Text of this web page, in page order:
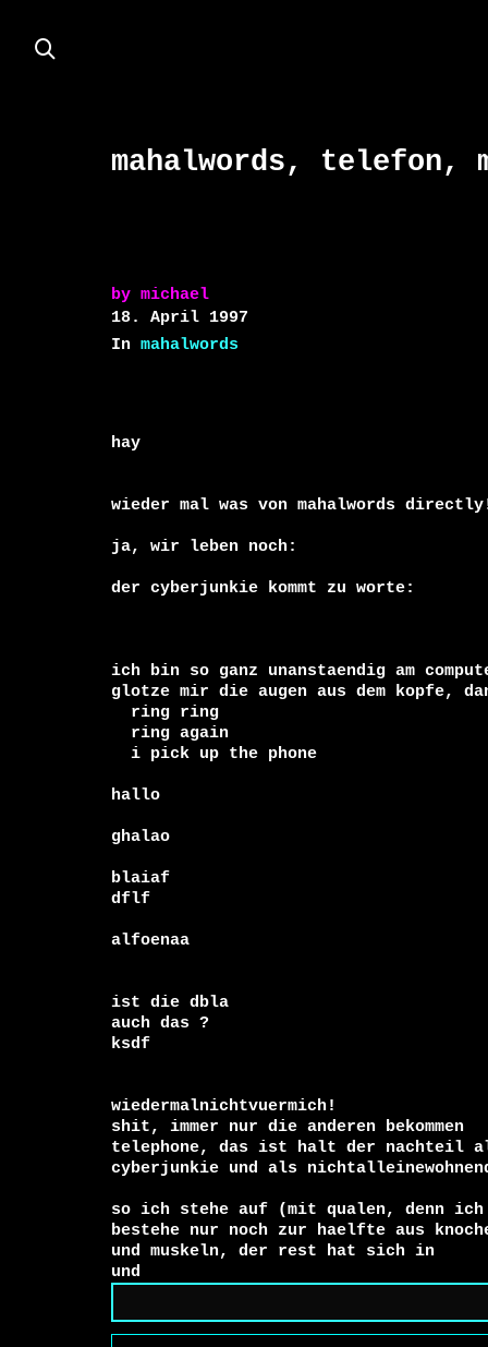
mahalwords, telefon,
by michael
18. April 1997
In mahalwords
hay
wieder mal was von mahalwords
ja, wir leben noch:
der cyberjunkie kommt zu worte:
ich bin so ganz unanstaendig am
  ring ring
  ring again
  i pick up the phone
hallo
ghalao
blaiaf
dflf
alfoenaa
ist die dbla
auch das ?
ksdf
wiedermalnichtvuermich!
shit, immer nur die anderen bekommen
telephone, das ist halt der nachteil
cyberjunkie und als
so ich stehe auf (mit qualen, denn ich
bestehe nur noch zur haelfte aus
und muskeln, der rest hat sich in
und